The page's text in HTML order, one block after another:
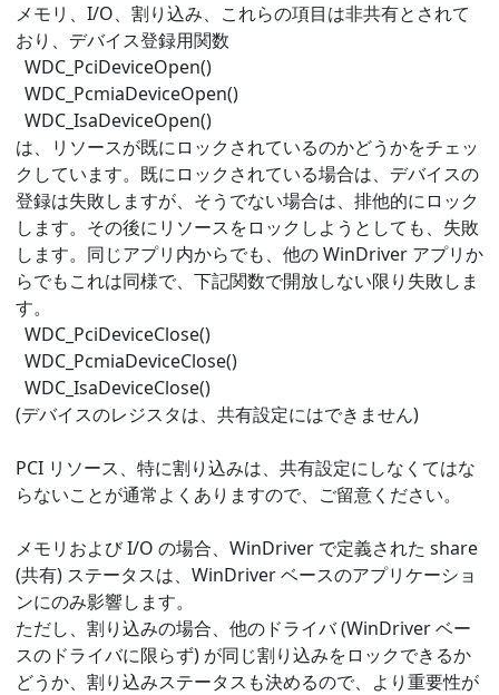
メモリ、I/O、割り込み、これらの項目は非共有とされて
おり、デバイス登録用関数
WDC_PciDeviceOpen()
WDC_PcmiaDeviceOpen()
WDC_IsaDeviceOpen()
は、リソースが既にロックされているのかどうかをチェッ
クしています。既にロックされている場合は、デバイスの
登録は失敗しますが、そうでない場合は、排他的にロック
します。その後にリソースをロックしようとしても、失敗
します。同じアプリ内からでも、他の WinDriver アプリか
らでもこれは同様で、下記関数で開放しない限り失敗しま
す。
WDC_PciDeviceClose()
WDC_PcmiaDeviceClose()
WDC_IsaDeviceClose()
(デバイスのレジスタは、共有設定にはできません)
PCI リソース、特に割り込みは、共有設定にしなくてはな
らないことが通常よくありますので、ご留意ください。
メモリおよび I/O の場合、WinDriver で定義された share
(共有) ステータスは、WinDriver ベースのアプリケーショ
ンにのみ影響します。
ただし、割り込みの場合、他のドライバ (WinDriver ベー
スのドライバに限らず) が同じ割り込みをロックできるか
どうか、割り込みステータスも決めるので、より重要性が